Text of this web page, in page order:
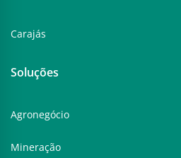
Carajás
Soluções
Agronegócio
Mineração